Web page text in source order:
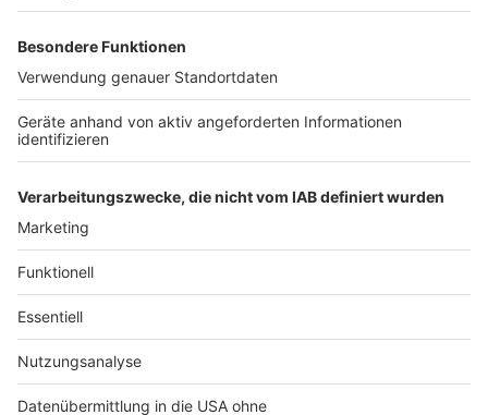
Was ist meine Immobilie wert?
Anzeige
Anzeige